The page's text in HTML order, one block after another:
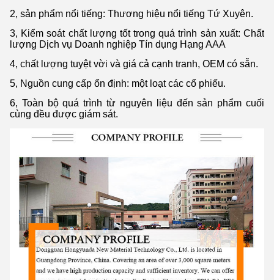
2, sản phẩm nổi tiếng: Thương hiệu nổi tiếng Tứ Xuyên.
3, Kiểm soát chất lượng tốt trong quá trình sản xuất: Chất
lượng Dịch vụ Doanh nghiệp Tín dụng Hạng AAA
4, chất lượng tuyệt vời và giá cả cạnh tranh, OEM có sẵn.
5, Nguồn cung cấp ổn định: một loạt các cổ phiếu.
6, Toàn bộ quá trình từ nguyên liệu đến sản phẩm cuối
cùng đều được giám sát.